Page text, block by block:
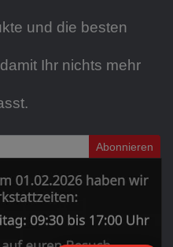
und die besten
Ihr nichts mehr
Abonnieren
jederzeit kostenlos
.